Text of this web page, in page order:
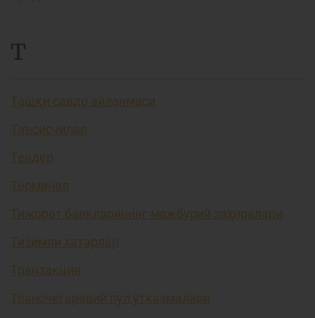
Т
Ташқи савдо айланмаси
Таъсисчилар
Тендер
Терминал
Тижорат банкларининг мажбурий заҳиралари
Тизимли хатарлар
Транзакция
Трансчегаравий пул ўтказмалари